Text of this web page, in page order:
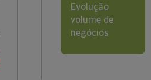
Evolução
volume de
negócios